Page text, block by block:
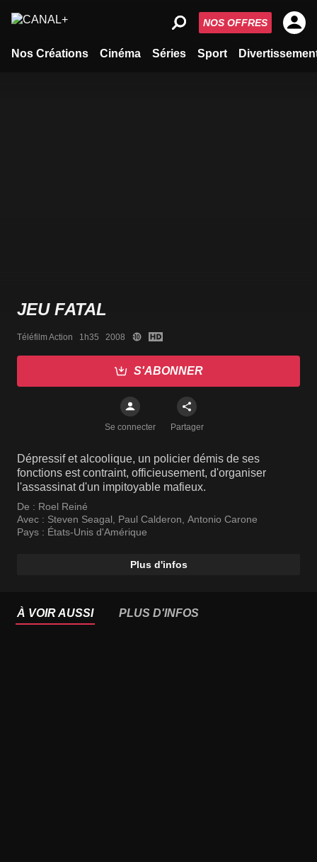
Nos Créations Cinéma Séries Sport
NOS OFFRES
JEU FATAL
Téléfilm Action   1h35   2008
S'ABONNER
Se connecter Partager
Dépressif et alcoolique, un policier démis de ses
fonctions est contraint, officieusement, d'organiser
l'assassinat d'un impitoyable mafieux.
De : Roel Reiné
Avec : Steven Seagal Paul Calderon Antonio Carone
Pays : États-Unis d'Amérique
Plus d'infos
À VOIR AUSSI PLUS D'INFOS